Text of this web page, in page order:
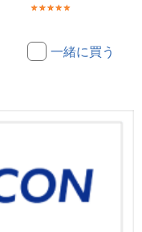
一緒に買う